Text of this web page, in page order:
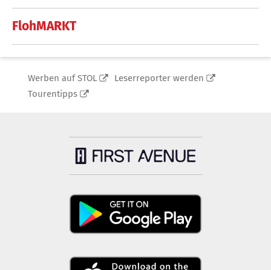
FlohMARKT
Werben auf STOL
Leserreporter werden
Tourentipps